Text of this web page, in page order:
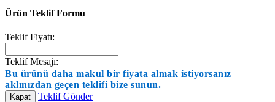
Ürün Teklif Formu
Teklif Fiyatı:
Teklif Mesajı:
Bu ürünü daha makul bir fiyata almak istiyorsanız
aklınızdan geçen teklifi bize sunun.
Kapat Teklif Gönder